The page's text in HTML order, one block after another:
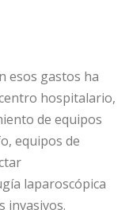
esos gastos ha
hospitalario,
de equipos
equipos de
laparoscópica
invasivos.